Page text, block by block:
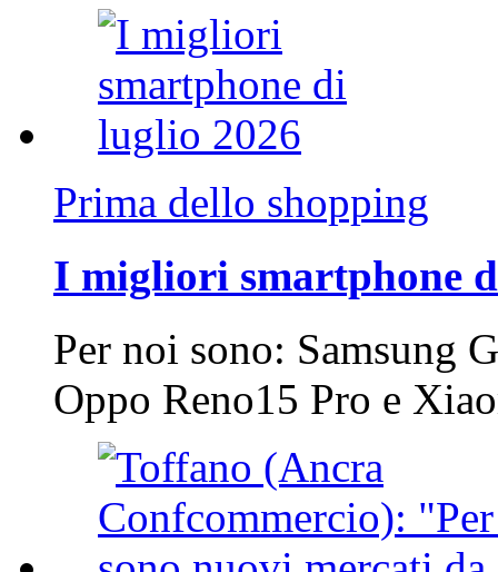
Prima dello shopping
I migliori smartphone
Per noi sono: Samsung
Oppo Reno15 Pro e